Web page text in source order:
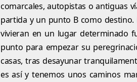
comarcales, autopistas o antiguas
partida y un punto B como
vivieran en un lugar determinado
punto para empezar su
casas, tras desayunar
es así y tenemos unos caminos